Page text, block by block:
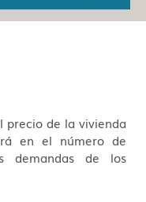
precio de la vivienda
en el número de
demandas de los